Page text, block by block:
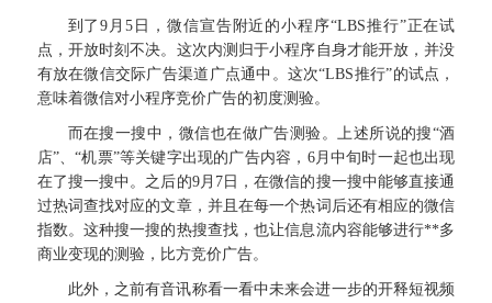
到了9月5日，微信宣告附近的小程序“LBS推行”正在试
点，开放时刻不决。这次内测归于小程序自身才能开放，并没
有放在微信交际广告渠道广点通中。这次“LBS推行”的试点，
意味着微信对小程序竞价广告的初度测验。
而在搜一搜中，微信也在做广告测验。上述所说的搜“酒
店”、“机票”等关键字出现的广告内容，6月中旬时一起也出现
在了搜一搜中。之后的9月7日，在微信的搜一搜中能够直接通
过热词查找对应的文章，并且在每一个热词后还有相应的微信
指数。这种搜一搜的热搜查找，也让信息流内容能够进行**多
商业变现的测验，比方竞价广告。
此外，之前有音讯称看一看中未来会进一步的开释短视频